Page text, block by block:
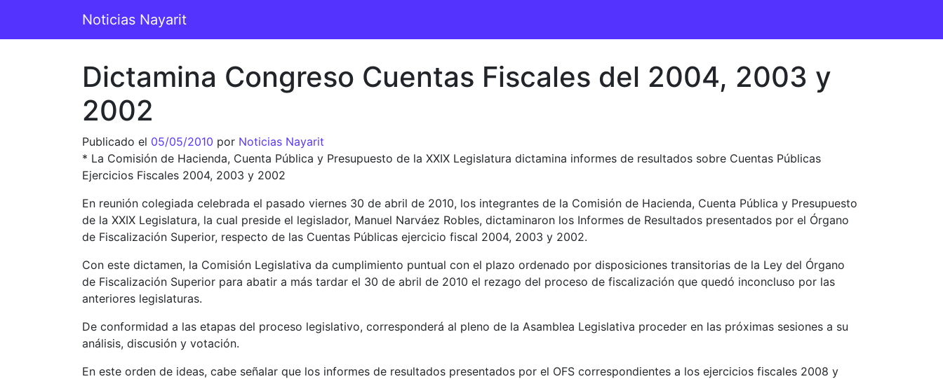
Navegación principal
Noticias Nayarit
Dictamina Congreso Cuentas Fiscales del 2004, 2003 y
2002
Publicado el 05/05/2010 por Noticias Nayarit
* La Comisión de Hacienda, Cuenta Pública y Presupuesto de la XXIX Legislatura dictamina informes de resultados sobre Cuentas Públicas
Ejercicios Fiscales 2004, 2003 y 2002
En reunión colegiada celebrada el pasado viernes 30 de abril de 2010, los integrantes de la Comisión de Hacienda, Cuenta Pública y Presupuesto
de la XXIX Legislatura, la cual preside el legislador, Manuel Narváez Robles, dictaminaron los Informes de Resultados presentados por el Órgano
de Fiscalización Superior, respecto de las Cuentas Públicas ejercicio fiscal 2004, 2003 y 2002.
Con este dictamen, la Comisión Legislativa da cumplimiento puntual con el plazo ordenado por disposiciones transitorias de la Ley del Órgano
de Fiscalización Superior para abatir a más tardar el 30 de abril de 2010 el rezago del proceso de fiscalización que quedó inconcluso por las
anteriores legislaturas.
De conformidad a las etapas del proceso legislativo, corresponderá al pleno de la Asamblea Legislativa proceder en las próximas sesiones a su
análisis, discusión y votación.
En este orden de ideas, cabe señalar que los informes de resultados presentados por el OFS correspondientes a los ejercicios fiscales 2008 y